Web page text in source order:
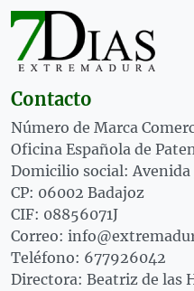
Contacto
Número de Marca
Oficina Española de
Domicilio social: Avenida
CP: 06002 Badajoz
CIF: 08856071J
Correo:
Teléfono: 677926042
Directora: Beatriz de las